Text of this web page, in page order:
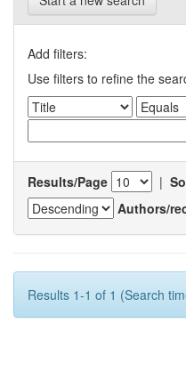
Add filters:
Use filters to refine the
Results/Page |
Authors/
Results 1-1 of 1 (Search